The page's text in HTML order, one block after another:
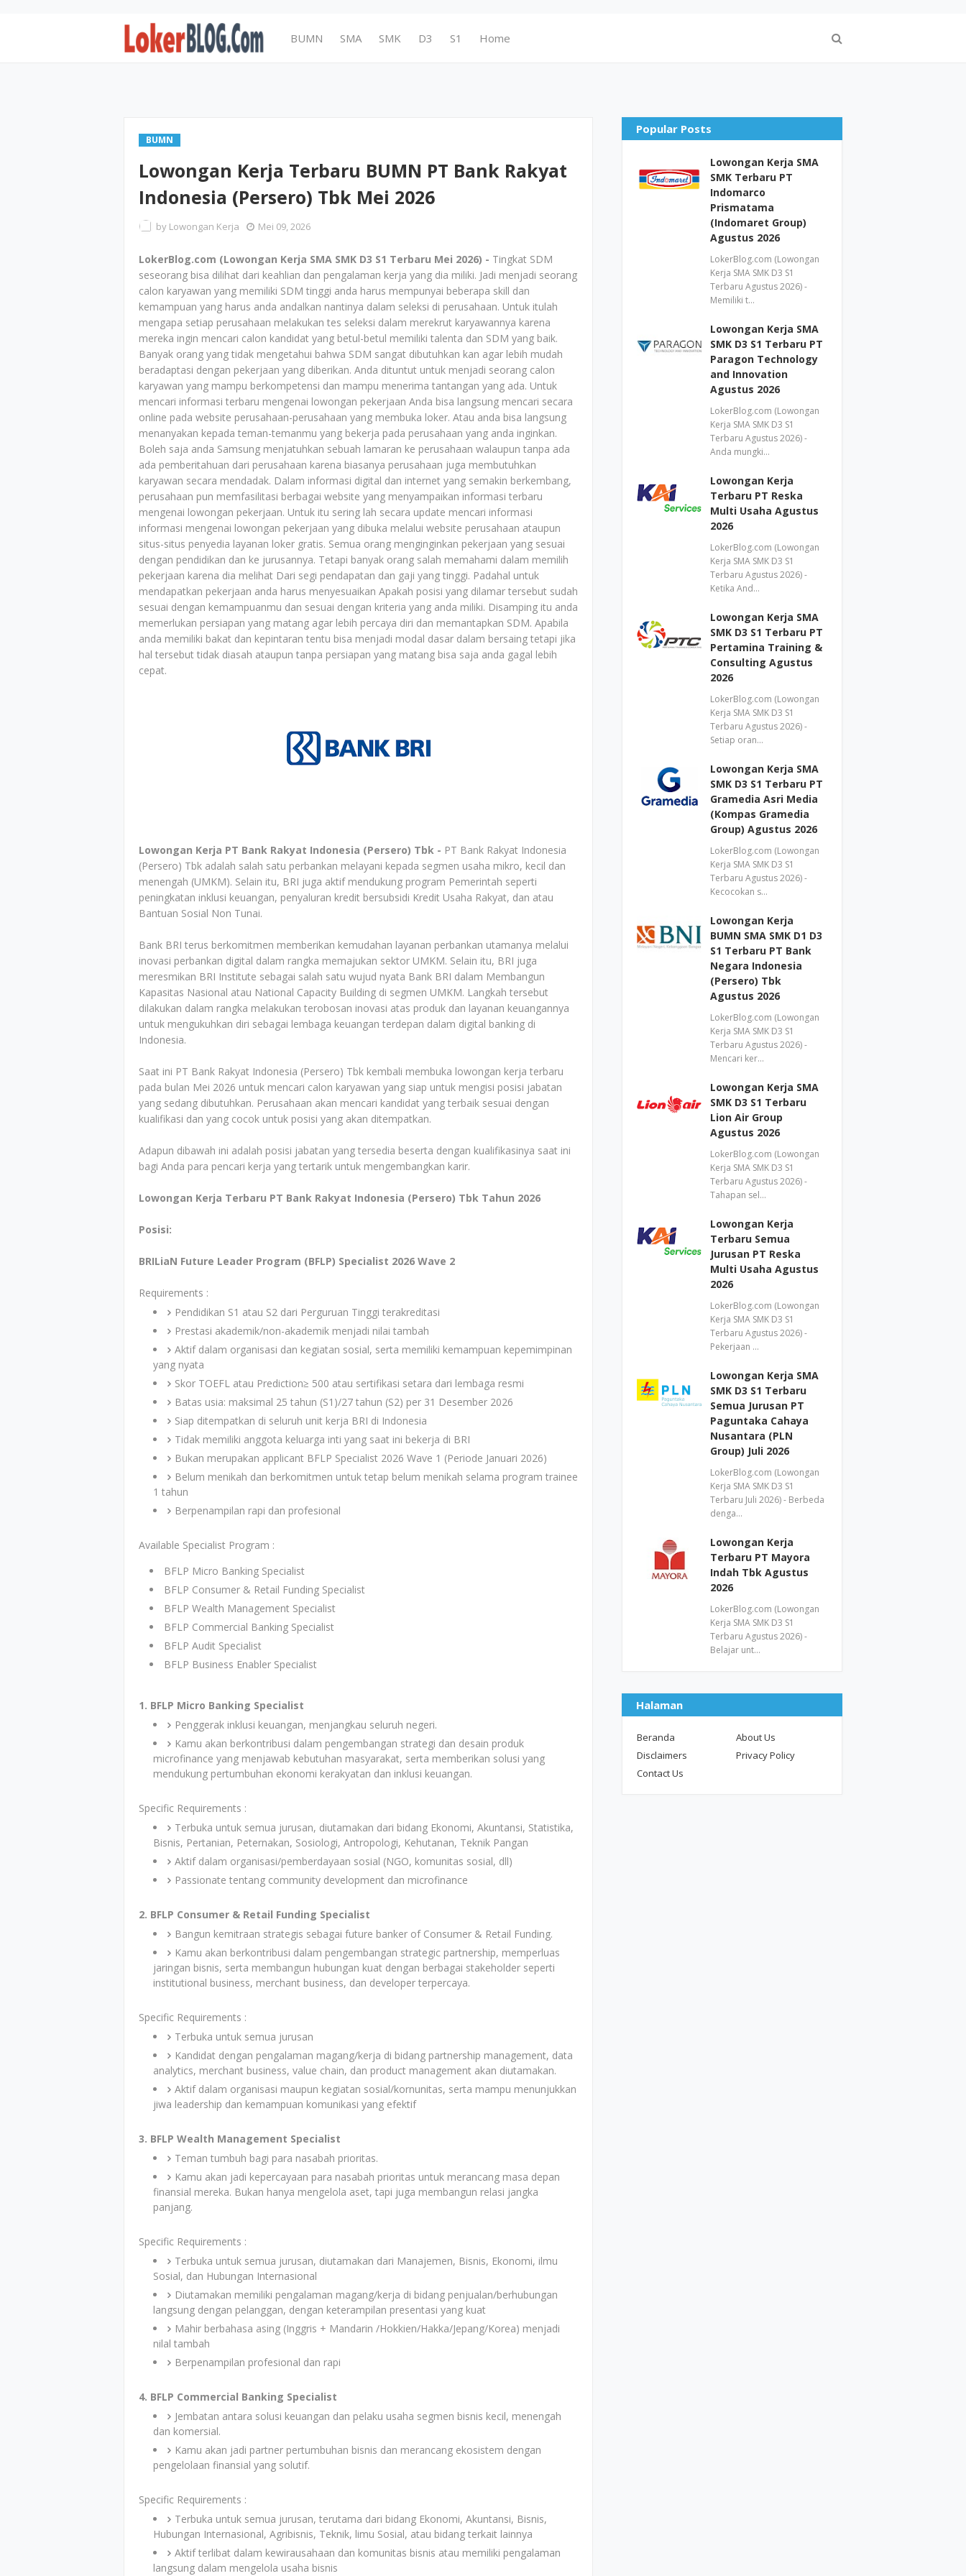
BUMN SMA SMK D3 S1 Home
BUMN
Lowongan Kerja Terbaru BUMN PT Bank Rakyat
Indonesia (Persero) Tbk Mei 2026
by Lowongan Kerja Mei 09, 2026
LokerBlog.com (Lowongan Kerja SMA SMK D3 S1 Terbaru Mei 2026) - Tingkat SDM
seseorang bisa dilihat dari keahlian dan pengalaman kerja yang dia miliki. Jadi menjadi seorang
calon karyawan yang memiliki SDM tinggi anda harus mempunyai beberapa skill dan
kemampuan yang harus anda andalkan nantinya dalam seleksi di perusahaan. Untuk itulah
mengapa setiap perusahaan melakukan tes seleksi dalam merekrut karyawannya karena
mereka ingin mencari calon kandidat yang betul-betul memiliki talenta dan SDM yang baik.
Banyak orang yang tidak mengetahui bahwa SDM sangat dibutuhkan kan agar lebih mudah
beradaptasi dengan pekerjaan yang diberikan. Anda dituntut untuk menjadi seorang calon
karyawan yang mampu berkompetensi dan mampu menerima tantangan yang ada. Untuk
mencari informasi terbaru mengenai lowongan pekerjaan Anda bisa langsung mencari secara
online pada website perusahaan-perusahaan yang membuka loker. Atau anda bisa langsung
menanyakan kepada teman-temanmu yang bekerja pada perusahaan yang anda inginkan.
Boleh saja anda Samsung menjatuhkan sebuah lamaran ke perusahaan walaupun tanpa ada
ada pemberitahuan dari perusahaan karena biasanya perusahaan juga membutuhkan
karyawan secara mendadak. Dalam informasi digital dan internet yang semakin berkembang,
perusahaan pun memfasilitasi berbagai website yang menyampaikan informasi terbaru
mengenai lowongan pekerjaan. Untuk itu sering lah secara update mencari informasi
informasi mengenai lowongan pekerjaan yang dibuka melalui website perusahaan ataupun
situs-situs penyedia layanan loker gratis. Semua orang menginginkan pekerjaan yang sesuai
dengan pendidikan dan ke jurusannya. Tetapi banyak orang salah memahami dalam memilih
pekerjaan karena dia melihat Dari segi pendapatan dan gaji yang tinggi. Padahal untuk
mendapatkan pekerjaan anda harus menyesuaikan Apakah posisi yang dilamar tersebut sudah
sesuai dengan kemampuanmu dan sesuai dengan kriteria yang anda miliki. Disamping itu anda
memerlukan persiapan yang matang agar lebih percaya diri dan memantapkan SDM. Apabila
anda memiliki bakat dan kepintaran tentu bisa menjadi modal dasar dalam bersaing tetapi jika
hal tersebut tidak diasah ataupun tanpa persiapan yang matang bisa saja anda gagal lebih
cepat.
Lowongan Kerja PT Bank Rakyat Indonesia (Persero) Tbk - PT Bank Rakyat Indonesia
(Persero) Tbk adalah salah satu perbankan melayani kepada segmen usaha mikro, kecil dan
menengah (UMKM). Selain itu, BRI juga aktif mendukung program Pemerintah seperti
peningkatan inklusi keuangan, penyaluran kredit bersubsidi Kredit Usaha Rakyat, dan atau
Bantuan Sosial Non Tunai.
Bank BRI terus berkomitmen memberikan kemudahan layanan perbankan utamanya melalui
inovasi perbankan digital dalam rangka memajukan sektor UMKM. Selain itu, BRI juga
meresmikan BRI Institute sebagai salah satu wujud nyata Bank BRI dalam Membangun
Kapasitas Nasional atau National Capacity Building di segmen UMKM. Langkah tersebut
dilakukan dalam rangka melakukan terobosan inovasi atas produk dan layanan keuangannya
untuk mengukuhkan diri sebagai lembaga keuangan terdepan dalam digital banking di
Indonesia.
Saat ini PT Bank Rakyat Indonesia (Persero) Tbk kembali membuka lowongan kerja terbaru
pada bulan Mei 2026 untuk mencari calon karyawan yang siap untuk mengisi posisi jabatan
yang sedang dibutuhkan. Perusahaan akan mencari kandidat yang terbaik sesuai dengan
kualifikasi dan yang cocok untuk posisi yang akan ditempatkan.
Adapun dibawah ini adalah posisi jabatan yang tersedia beserta dengan kualifikasinya saat ini
bagi Anda para pencari kerja yang tertarik untuk mengembangkan karir.
Lowongan Kerja Terbaru PT Bank Rakyat Indonesia (Persero) Tbk Tahun 2026
Posisi:
BRILiaN Future Leader Program (BFLP) Specialist 2026 Wave 2
Requirements :
Pendidikan S1 atau S2 dari Perguruan Tinggi terakreditasi
Prestasi akademik/non-akademik menjadi nilai tambah
Aktif dalam organisasi dan kegiatan sosial, serta memiliki kemampuan kepemimpinan
yang nyata
Skor TOEFL atau Prediction≥ 500 atau sertifikasi setara dari lembaga resmi
Batas usia: maksimal 25 tahun (S1)/27 tahun (S2) per 31 Desember 2026
Siap ditempatkan di seluruh unit kerja BRI di Indonesia
Tidak memiliki anggota keluarga inti yang saat ini bekerja di BRI
Bukan merupakan applicant BFLP Specialist 2026 Wave 1 (Periode Januari 2026)
Belum menikah dan berkomitmen untuk tetap belum menikah selama program trainee
1 tahun
Berpenampilan rapi dan profesional
Available Specialist Program :
BFLP Micro Banking Specialist
BFLP Consumer & Retail Funding Specialist
BFLP Wealth Management Specialist
BFLP Commercial Banking Specialist
BFLP Audit Specialist
BFLP Business Enabler Specialist
1. BFLP Micro Banking Specialist
Penggerak inklusi keuangan, menjangkau seluruh negeri.
Kamu akan berkontribusi dalam pengembangan strategi dan desain produk
microfinance yang menjawab kebutuhan masyarakat, serta memberikan solusi yang
mendukung pertumbuhan ekonomi kerakyatan dan inklusi keuangan.
Specific Requirements :
Terbuka untuk semua jurusan, diutamakan dari bidang Ekonomi, Akuntansi, Statistika,
Bisnis, Pertanian, Peternakan, Sosiologi, Antropologi, Kehutanan, Teknik Pangan
Aktif dalam organisasi/pemberdayaan sosial (NGO, komunitas sosial, dll)
Passionate tentang community development dan microfinance
2. BFLP Consumer & Retail Funding Specialist
Bangun kemitraan strategis sebagai future banker of Consumer & Retail Funding.
Kamu akan berkontribusi dalam pengembangan strategic partnership, memperluas
jaringan bisnis, serta membangun hubungan kuat dengan berbagai stakeholder seperti
institutional business, merchant business, dan developer terpercaya.
Specific Requirements :
Terbuka untuk semua jurusan
Kandidat dengan pengalaman magang/kerja di bidang partnership management, data
analytics, merchant business, value chain, dan product management akan diutamakan.
Aktif dalam organisasi maupun kegiatan sosial/kornunitas, serta mampu menunjukkan
jiwa leadership dan kemampuan komunikasi yang efektif
3. BFLP Wealth Management Specialist
Teman tumbuh bagi para nasabah prioritas.
Kamu akan jadi kepercayaan para nasabah prioritas untuk merancang masa depan
finansial mereka. Bukan hanya mengelola aset, tapi juga membangun relasi jangka
panjang.
Specific Requirements :
Terbuka untuk semua jurusan, diutamakan dari Manajemen, Bisnis, Ekonomi, ilmu
Sosial, dan Hubungan Internasional
Diutamakan memiliki pengalaman magang/kerja di bidang penjualan/berhubungan
langsung dengan pelanggan, dengan keterampilan presentasi yang kuat
Mahir berbahasa asing (Inggris + Mandarin /Hokkien/Hakka/Jepang/Korea) menjadi
nilal tambah
Berpenampilan profesional dan rapi
4. BFLP Commercial Banking Specialist
Jembatan antara solusi keuangan dan pelaku usaha segmen bisnis kecil, menengah
dan komersial.
Kamu akan jadi partner pertumbuhan bisnis dan merancang ekosistem dengan
pengelolaan finansial yang solutif.
Specific Requirements :
Terbuka untuk semua jurusan, terutama dari bidang Ekonomi, Akuntansi, Bisnis,
Hubungan Internasional, Agribisnis, Teknik, limu Sosial, atau bidang terkait lainnya
Aktif terlibat dalam kewirausahaan dan komunitas bisnis atau memiliki pengalaman
langsung dalam mengelola usaha bisnis
Popular Posts
Lowongan Kerja SMA
SMK Terbaru PT
Indomarco
Prismatama
(Indomaret Group)
Agustus 2026
LokerBlog.com (Lowongan
Kerja SMA SMK D3 S1
Terbaru Agustus 2026) -
Memiliki t…
Lowongan Kerja SMA
SMK D3 S1 Terbaru PT
Paragon Technology
and Innovation
Agustus 2026
LokerBlog.com (Lowongan
Kerja SMA SMK D3 S1
Terbaru Agustus 2026) -
Anda mungki…
Lowongan Kerja
Terbaru PT Reska
Multi Usaha Agustus
2026
LokerBlog.com (Lowongan
Kerja SMA SMK D3 S1
Terbaru Agustus 2026) -
Ketika And…
Lowongan Kerja SMA
SMK D3 S1 Terbaru PT
Pertamina Training &
Consulting Agustus
2026
LokerBlog.com (Lowongan
Kerja SMA SMK D3 S1
Terbaru Agustus 2026) -
Setiap oran…
Lowongan Kerja SMA
SMK D3 S1 Terbaru PT
Gramedia Asri Media
(Kompas Gramedia
Group) Agustus 2026
LokerBlog.com (Lowongan
Kerja SMA SMK D3 S1
Terbaru Agustus 2026) -
Kecocokan s…
Lowongan Kerja
BUMN SMA SMK D1 D3
S1 Terbaru PT Bank
Negara Indonesia
(Persero) Tbk
Agustus 2026
LokerBlog.com (Lowongan
Kerja SMA SMK D3 S1
Terbaru Agustus 2026) -
Mencari ker…
Lowongan Kerja SMA
SMK D3 S1 Terbaru
Lion Air Group
Agustus 2026
LokerBlog.com (Lowongan
Kerja SMA SMK D3 S1
Terbaru Agustus 2026) -
Tahapan sel…
Lowongan Kerja
Terbaru Semua
Jurusan PT Reska
Multi Usaha Agustus
2026
LokerBlog.com (Lowongan
Kerja SMA SMK D3 S1
Terbaru Agustus 2026) -
Pekerjaan …
Lowongan Kerja SMA
SMK D3 S1 Terbaru
Semua Jurusan PT
Paguntaka Cahaya
Nusantara (PLN
Group) Juli 2026
LokerBlog.com (Lowongan
Kerja SMA SMK D3 S1
Terbaru Juli 2026) - Berbeda
denga…
Lowongan Kerja
Terbaru PT Mayora
Indah Tbk Agustus
2026
LokerBlog.com (Lowongan
Kerja SMA SMK D3 S1
Terbaru Agustus 2026) -
Belajar unt…
Halaman
Beranda
About Us
Disclaimers
Privacy Policy
Contact Us